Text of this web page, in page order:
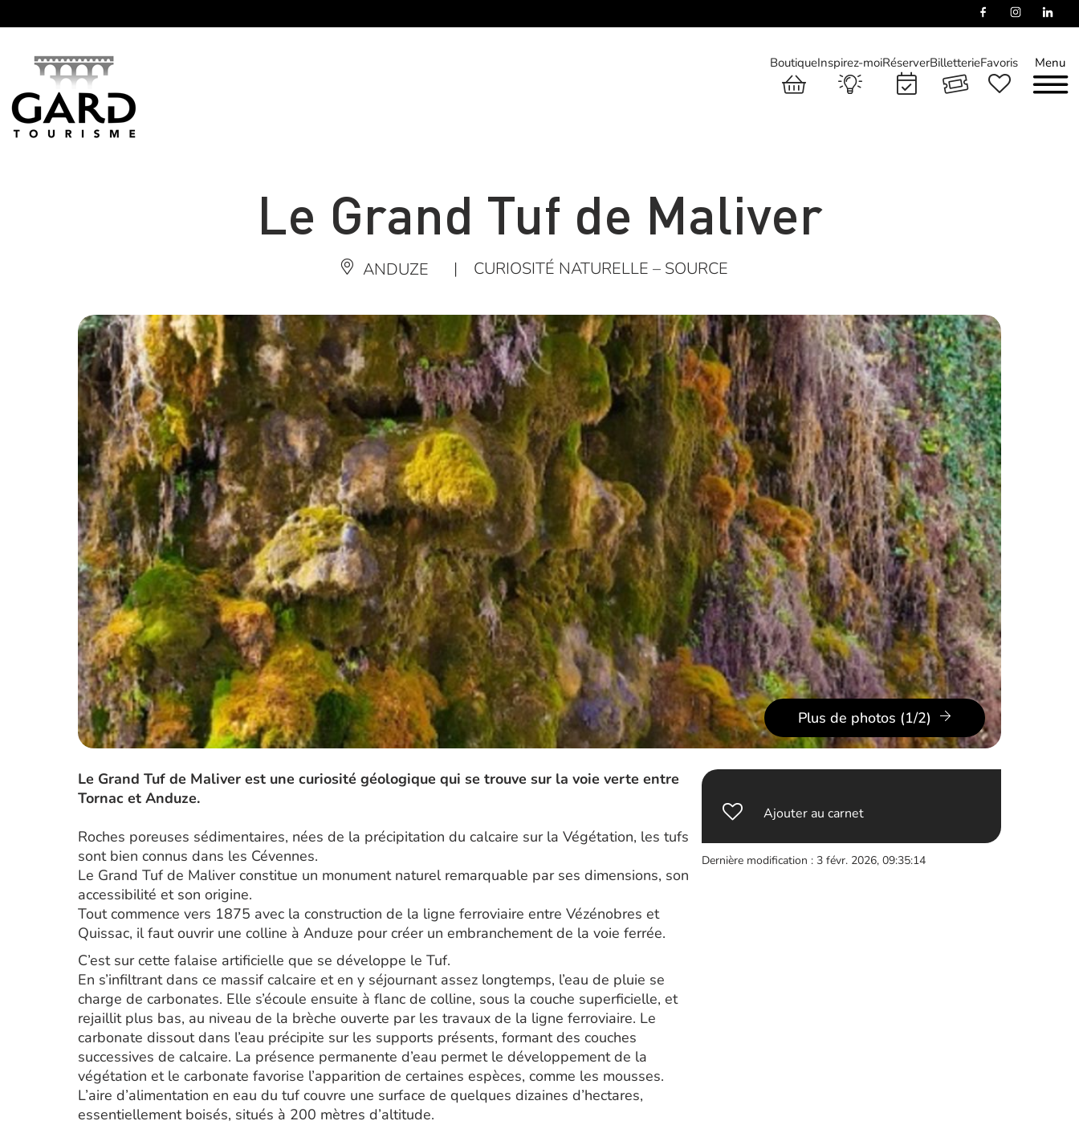
Menu
BoutiqueInspirez-moiRéserverBilletterieFavoris
Le Grand Tuf de Maliver
ANDUZE | CURIOSITÉ NATURELLE – SOURCE
Plus de photos (1/2)
Le Grand Tuf de Maliver est une curiosité géologique qui se trouve sur la voie verte entre
Tornac et Anduze.
Roches poreuses sédimentaires, nées de la précipitation du calcaire sur la Végétation, les tufs
sont bien connus dans les Cévennes.
Le Grand Tuf de Maliver constitue un monument naturel remarquable par ses dimensions, son
accessibilité et son origine.
Tout commence vers 1875 avec la construction de la ligne ferroviaire entre Vézénobres et
Quissac, il faut ouvrir une colline à Anduze pour créer un embranchement de la voie ferrée.
C’est sur cette falaise artificielle que se développe le Tuf.
En s’infiltrant dans ce massif calcaire et en y séjournant assez longtemps, l’eau de pluie se
charge de carbonates. Elle s’écoule ensuite à flanc de colline, sous la couche superficielle, et
rejaillit plus bas, au niveau de la brèche ouverte par les travaux de la ligne ferroviaire. Le
carbonate dissout dans l’eau précipite sur les supports présents, formant des couches
successives de calcaire. La présence permanente d’eau permet le développement de la
végétation et le carbonate favorise l’apparition de certaines espèces, comme les mousses.
L’aire d’alimentation en eau du tuf couvre une surface de quelques dizaines d’hectares,
essentiellement boisés, situés à 200 mètres d’altitude.
Ajouter au carnet
Dernière modification : 3 févr. 2026, 09:35:14